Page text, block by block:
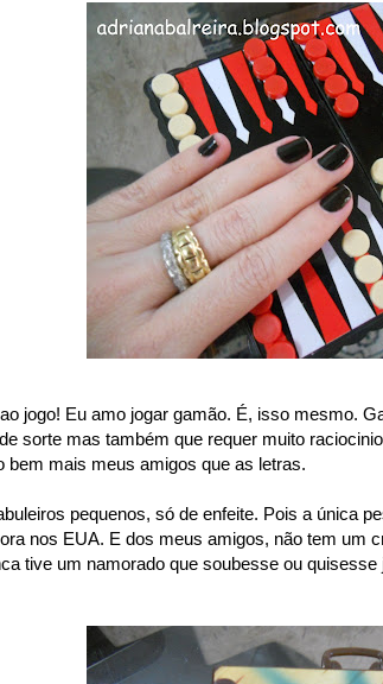
jogo! Eu amo jogar gamão. É, isso mesmo.
sorte mas também que requer muito
bem mais meus amigos que as letras.
pequenos, só de enfeite. Pois a única
nos EUA. E dos meus amigos, não tem um
tive um namorado que soubesse ou quisesse